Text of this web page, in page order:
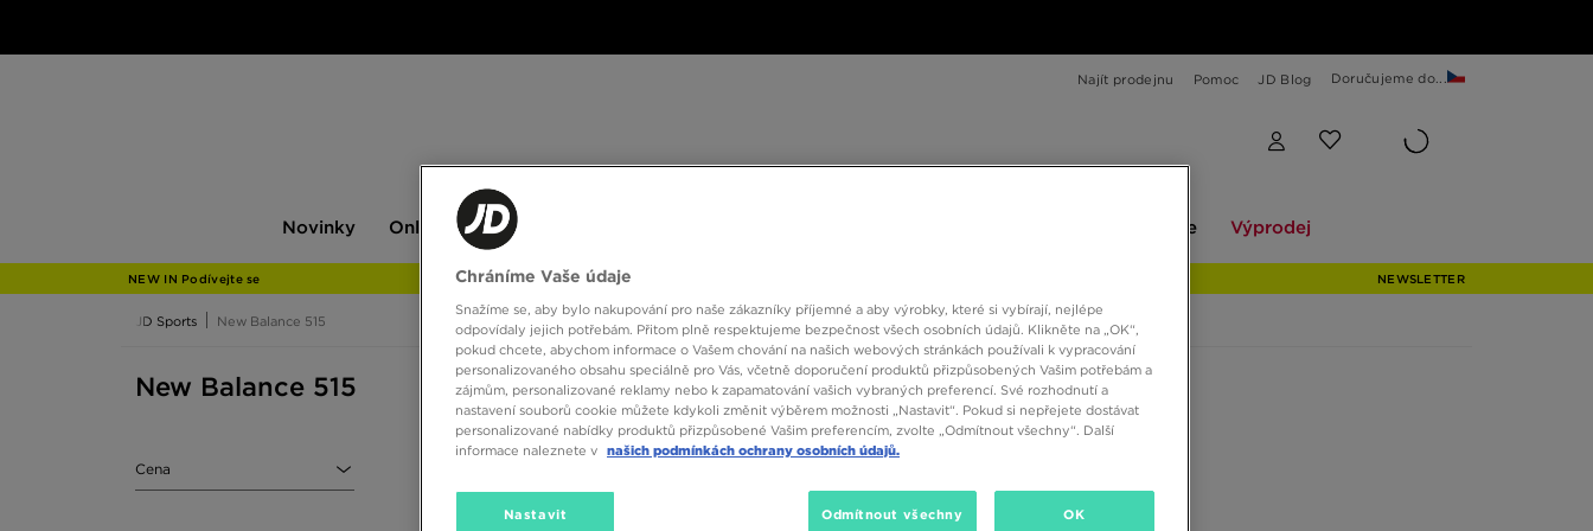
Najít prodejnu Pomoc JD Blog Doručujeme do...
Novinky
JD
Only at JD
Pánské
Pánské Explore Výprodej
NEW IN Podívejte se NEWSLETTER
JD Sports New Balance 515
New Balance 515
Cena
Chráníme Vaše údaje
Snažíme se, aby bylo nakupování pro naše zákazníky příjemné a aby výrobky, které si vybírají, nejlépe
odpovídaly jejich potřebám. Přitom plně respektujeme bezpečnost všech osobních údajů. Klikněte na „OK“,
pokud chcete, abychom informace o Vašem chování na našich webových stránkách používali k vypracování
personalizovaného obsahu speciálně pro Vás, včetně doporučení produktů přizpůsobených Vašim potřebám a
zájmům, personalizované reklamy nebo k zapamatování vašich vybraných preferencí. Své rozhodnutí a
nastavení souborů cookie můžete kdykoli změnit výběrem možnosti „Nastavit“. Pokud si nepřejete dostávat
personalizované nabídky produktů přizpůsobené Vašim preferencím, zvolte „Odmítnout všechny“. Další
informace naleznete v našich podmínkách ochrany osobních údajů.
Nastavit Odmítnout všechny OK